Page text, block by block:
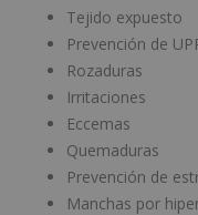
Tejido expuesto
Prevención de
Rozaduras
Irritaciones
Eccemas
Quemaduras
Prevención de
Manchas por